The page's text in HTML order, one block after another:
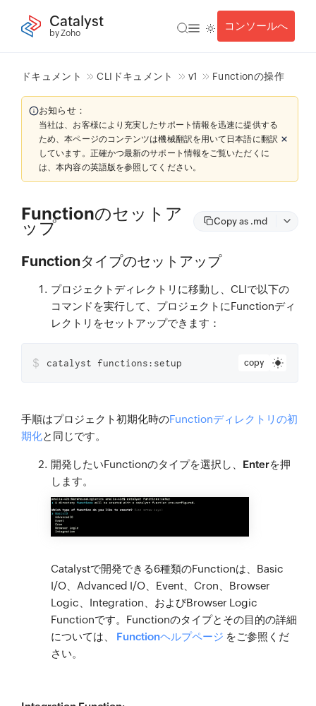
Catalyst
by Zoho
コンソールへ
ドキュメント CLIドキュメント v1 Functionの操作
お知らせ：
当社は、お客様により充実したサポート情報を迅速に提供する
ため、本ページのコンテンツは機械翻訳を用いて日本語に翻訳
しています。正確かつ最新のサポート情報をご覧いただくに
は、本内容の英語版を参照してください。
Functionのセットア
ップ Copy as .md
Functionタイプのセットアップ
プロジェクトディレクトリに移動し、CLIで以下の
コマンドを実行して、プロジェクトにFunctionディ
レクトリをセットアップできます：
copy
$ catalyst functions:setup
手順はプロジェクト初期化時のFunctionディレクトリの初
期化と同じです。
開発したいFunctionのタイプを選択し、 Enterを押
します。
Catalystで開発できる6種類のFunctionは、Basic
I/O、Advanced I/O、Event、Cron、Browser
Logic、Integration、およびBrowser Logic
Functionです。Functionのタイプとその目的の詳細
については、
Functionヘルプページ をご参照くだ
さい。